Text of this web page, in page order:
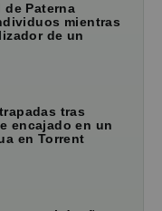
de Paterna
mientras
de un
tras
encajado en un
en Torrent